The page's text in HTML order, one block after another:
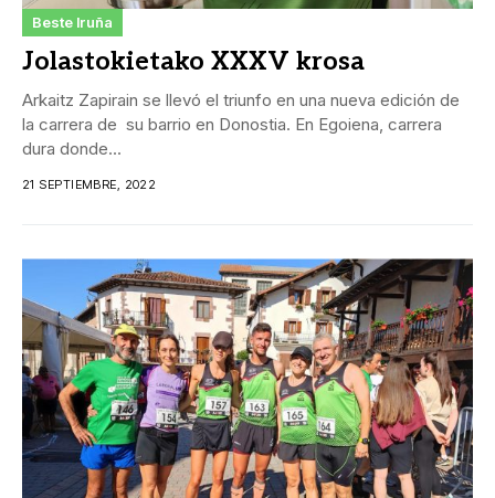
Beste Iruña
Jolastokietako XXXV krosa
Arkaitz Zapirain se llevó el triunfo en una nueva edición de
la carrera de su barrio en Donostia. En Egoiena, carrera
dura donde...
21 SEPTIEMBRE, 2022